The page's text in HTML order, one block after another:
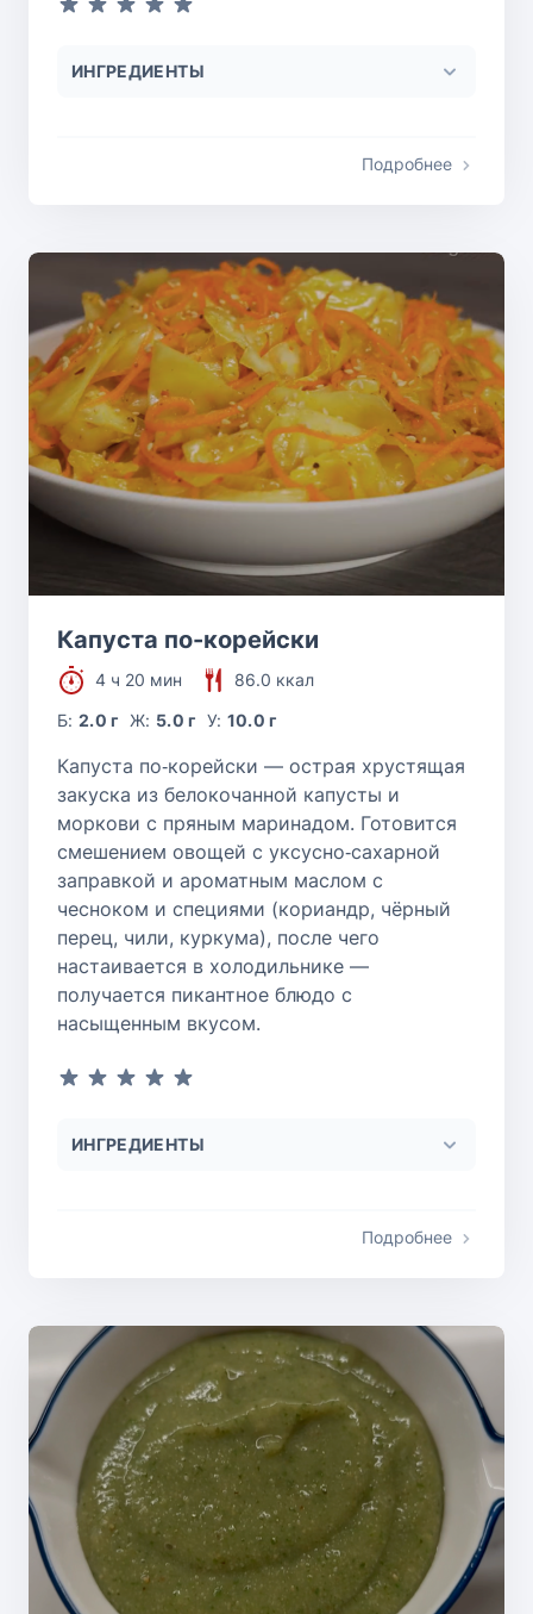
ИНГРЕДИЕНТЫ
Подробнее
Капуста по-корейски
4 ч 20 мин
86.0 ккал
Б:2.0 г Ж: 5.0 г У: 10.0 г
Капуста по‑корейски — острая хрустящая
закуска из белокочанной капусты и
моркови с пряным маринадом. Готовится
смешением овощей с уксусно‑сахарной
заправкой и ароматным маслом с
чесноком и специями (кориандр, чёрный
перец, чили, куркума), после чего
настаивается в холодильнике —
получается пикантное блюдо с
насыщенным вкусом.
ИНГРЕДИЕНТЫ
Подробнее